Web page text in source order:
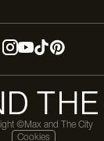
©Max and The City
Cookies